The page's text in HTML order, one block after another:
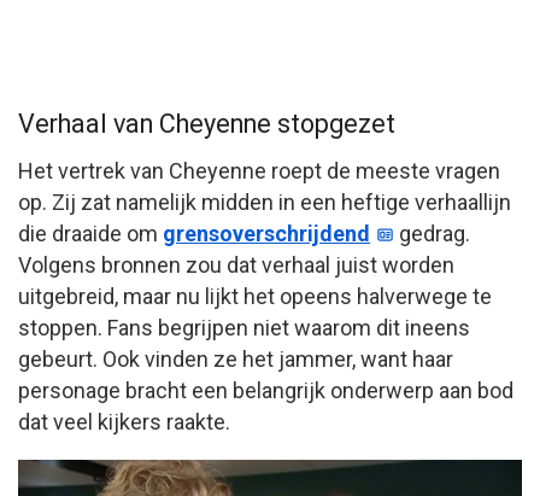
Verhaal van Cheyenne stopgezet
Het vertrek van Cheyenne roept de meeste vragen
op. Zij zat namelijk midden in een heftige verhaallijn
die draaide om grensoverschrijdend
gedrag.
Volgens bronnen zou dat verhaal juist worden
uitgebreid, maar nu lijkt het opeens halverwege te
stoppen. Fans begrijpen niet waarom dit ineens
gebeurt. Ook vinden ze het jammer, want haar
personage bracht een belangrijk onderwerp aan bod
dat veel kijkers raakte.